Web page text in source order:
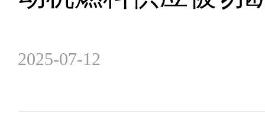
2025-07-12